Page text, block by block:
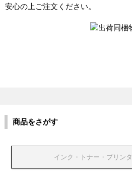
安心の上ご注文ください。
商品をさがす